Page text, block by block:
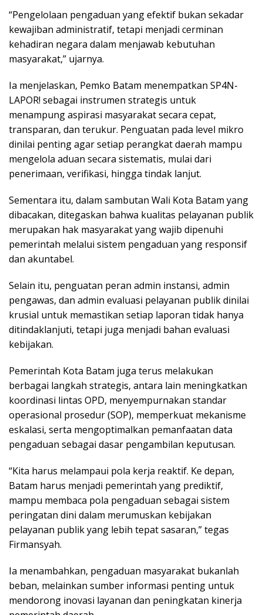
“Pengelolaan pengaduan yang efektif bukan sekadar
kewajiban administratif, tetapi menjadi cerminan
kehadiran negara dalam menjawab kebutuhan
masyarakat,” ujarnya.
Ia menjelaskan, Pemko Batam menempatkan SP4N-
LAPOR! sebagai instrumen strategis untuk
menampung aspirasi masyarakat secara cepat,
transparan, dan terukur. Penguatan pada level mikro
dinilai penting agar setiap perangkat daerah mampu
mengelola aduan secara sistematis, mulai dari
penerimaan, verifikasi, hingga tindak lanjut.
Sementara itu, dalam sambutan Wali Kota Batam yang
dibacakan, ditegaskan bahwa kualitas pelayanan publik
merupakan hak masyarakat yang wajib dipenuhi
pemerintah melalui sistem pengaduan yang responsif
dan akuntabel.
Selain itu, penguatan peran admin instansi, admin
pengawas, dan admin evaluasi pelayanan publik dinilai
krusial untuk memastikan setiap laporan tidak hanya
ditindaklanjuti, tetapi juga menjadi bahan evaluasi
kebijakan.
Pemerintah Kota Batam juga terus melakukan
berbagai langkah strategis, antara lain meningkatkan
koordinasi lintas OPD, menyempurnakan standar
operasional prosedur (SOP), memperkuat mekanisme
eskalasi, serta mengoptimalkan pemanfaatan data
pengaduan sebagai dasar pengambilan keputusan.
“Kita harus melampaui pola kerja reaktif. Ke depan,
Batam harus menjadi pemerintah yang prediktif,
mampu membaca pola pengaduan sebagai sistem
peringatan dini dalam merumuskan kebijakan
pelayanan publik yang lebih tepat sasaran,” tegas
Firmansyah.
Ia menambahkan, pengaduan masyarakat bukanlah
beban, melainkan sumber informasi penting untuk
mendorong inovasi layanan dan peningkatan kinerja